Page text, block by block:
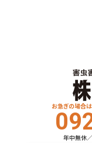
お急ぎの場合
年中無休